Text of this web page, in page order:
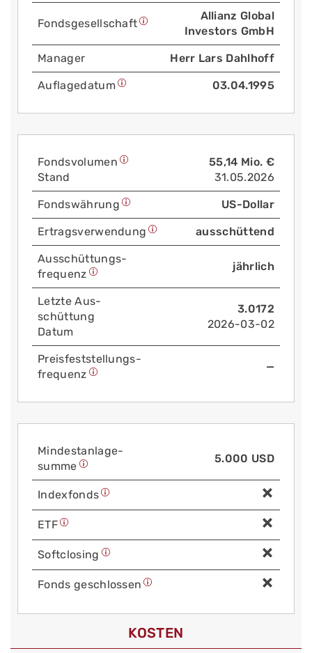
Fonds­gesellschaft
Allianz Global
Investors GmbH
Manager Herr Lars Dahlhoff
Auflage­datum 03.04.1995
Fonds­volumen
Stand
55,14 Mio. €
31.05.2026
Fonds­währung US-Dollar
Ertrags­verwendung ausschüttend
Aus­schüttungs­
frequenz
jährlich
Letzte Aus­
schüttung
Datum
3.0172
2026-03-02
Preis­fest­stellungs­
frequenz
—
Mindest­anlage­
summe
5.000 USD
Index­fonds
ETF
Soft­closing
Fonds geschlossen
KOSTEN